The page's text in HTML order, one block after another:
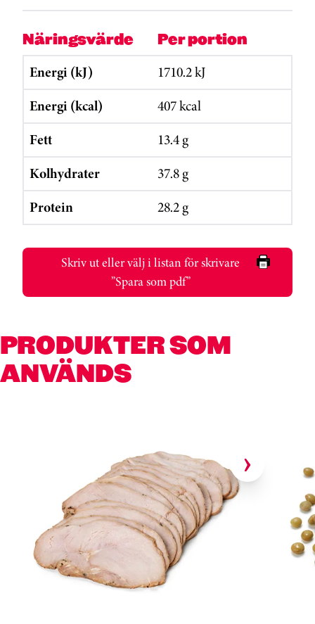
Näringsvärde Per portion
Energi (kJ)
1710.2 kJ
Energi (kcal)
407 kcal
Fett
13.4 g
Kolhydrater
37.8 g
Protein
28.2 g
Skriv ut eller välj i listan för skrivare
”Spara som pdf”
PRODUKTER SOM
ANVÄNDS